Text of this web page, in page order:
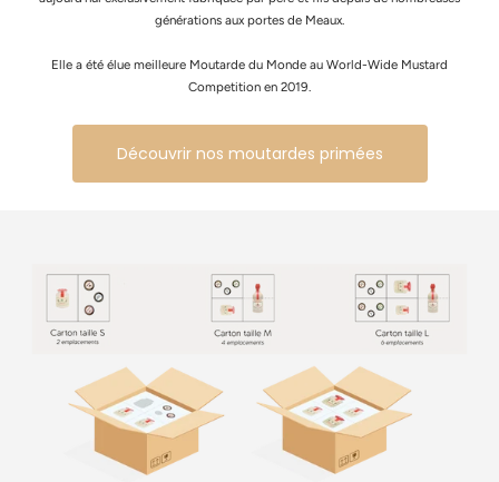
générations aux portes de Meaux.
Elle a été élue meilleure Moutarde du Monde au World-Wide Mustard
Competition en 2019.
Découvrir nos moutardes primées